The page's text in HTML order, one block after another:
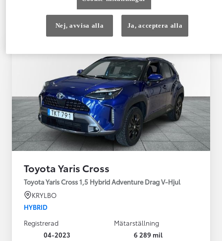
Toyota Yaris Cross
Toyota Yaris Cross 1,5 Hybrid Adventure Drag V-Hjul
KRYLBO
HYBRID
Registrerad
04-2023
Mätarställning
6 289 mil
Nej, avvisa alla Ja, acceptera alla